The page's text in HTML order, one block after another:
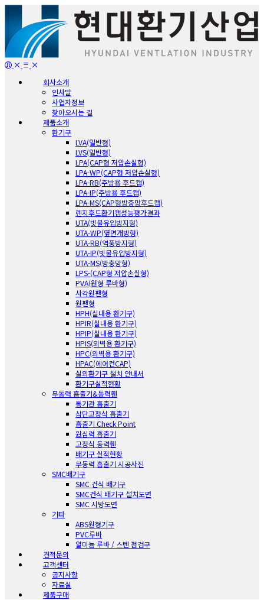
회사소개
인사말
사업자정보
찾아오시는 길
제품소개
환기구
LVA(일반형)
LVS(일반형)
LPA(CAP형 저압손실형)
LPA-WP(CAP형 저압손실형)
LPA-RB(주방용 후드캡)
LPA-IP(주방용 후드캡)
LPA-MS(CAP형방충망후드캡)
렌지후드환기캡성능평가결과
UTA(빗물유입방지형)
UTA-WP(옆면개방형)
UTA-RB(역풍방지형)
UTA-IP(빗물유입방지형)
UTA-MS(방충망형)
LPS-(CAP형 저압손실형)
PVA(원형 루바형)
사각원팬형
원팬형
HPH(실내용 환기구)
HPIR(실내용 환기구)
HPIP(실내용 환기구)
HPIS(외벽용 환기구)
HPC(외벽용 환기구)
HPAC(에어컨CAP)
실외환기구 설치 안내서
환기구실적현황
무동력 흡출기&동력휀
통기관 흡출기
삼단고정식 흡출기
흡출기 Check Point
원심력 흡출기
고정식 동력휀
배기구 실적현황
무동력 흡출기 시공사진
SMC배기구
SMC 건식 배기구
SMC건식 배기구 설치도면
SMC 시방도면
기타
ABS원형기구
PVC루바
알미늄 루바 / 스텐 점검구
견적문의
고객센터
공지사항
자료실
제품구매